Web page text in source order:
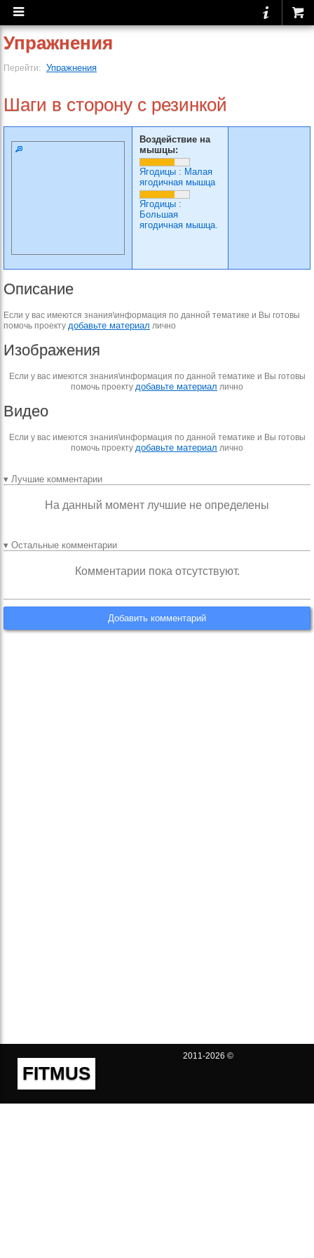
Упражнения
Перейти: Упражнения
Шаги в сторону с резинкой
Воздействие на
мышцы:
Ягодицы : Малая
ягодичная мышца
Ягодицы :
Большая
ягодичная мышца.
Описание
Если у вас имеются знания\информация по данной тематике и Вы готовы
помочь проекту добавьте материал лично
Изображения
Если у вас имеются знания\информация по данной тематике и Вы готовы
помочь проекту добавьте материал лично
Видео
Если у вас имеются знания\информация по данной тематике и Вы готовы
помочь проекту добавьте материал лично
▾ Лучшие комментарии
На данный момент лучшие не определены
▾ Остальные комментарии
Комментарии пока отсутствуют.
Добавить комментарий
FITMUS
2011-2026 ©